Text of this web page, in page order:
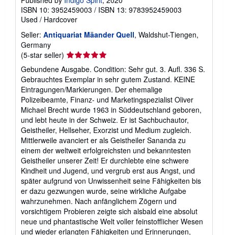
ISBN 10: 3952459003 / ISBN 13: 9783952459003
Used / Hardcover
Seller: Antiquariat Mäander Quell, Waldshut-Tiengen,
Germany
(5-star seller) Seller
rating
5
out
of
5
stars
Gebundene Ausgabe. Condition: Sehr gut. 3. Aufl. 336 S.
Gebrauchtes Exemplar in sehr gutem Zustand. KEINE
Eintragungen/Markierungen. Der ehemalige
Polizeibeamte, Finanz- und Marketingspezialist Oliver
Michael Brecht wurde 1963 in Süddeutschland geboren,
und lebt heute in der Schweiz. Er ist Sachbuchautor,
Geistheiler, Hellseher, Exorzist und Medium zugleich.
Mittlerweile avanciert er als Geistheiler Sananda zu
einem der weltweit erfolgreichsten und bekanntesten
Geistheiler unserer Zeit! Er durchlebte eine schwere
Kindheit und Jugend, und vergrub erst aus Angst, und
später aufgrund von Unwissenheit seine Fähigkeiten bis
er dazu gezwungen wurde, seine wirkliche Aufgabe
wahrzunehmen. Nach anfänglichem Zögern und
vorsichtigem Probieren zeigte sich alsbald eine absolut
neue und phantastische Welt voller feinstofflicher Wesen
und wieder erlangten Fähigkeiten und Erinnerungen,